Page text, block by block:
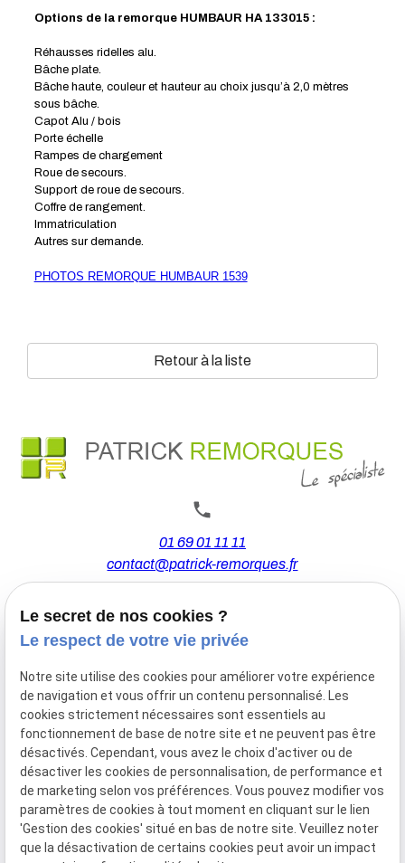
Options de la remorque HUMBAUR HA 133015 :
Réhausses ridelles alu.
Bâche plate.
Bâche haute, couleur et hauteur au choix jusqu’à 2,0 mètres
sous bâche.
Capot Alu / bois
Porte échelle
Rampes de chargement
Roue de secours.
Support de roue de secours.
Coffre de rangement.
Immatriculation
Autres sur demande.
PHOTOS REMORQUE HUMBAUR 1539
Retour à la liste
01 69 01 11 11
contact@patrick-remorques.fr
44 Avenue de la Division Leclerc
91160 BALLAINVILLIERS
Du Mardi au Samedi
De 9h00 à 12h30 et de 13h30 à 18h00
Le Lundi sur rendez-vous.
Mentions
légales
Politique de
confidentialité
Gestion
des
cookies
Plan du
site
Le secret de nos cookies ?
Le respect de votre vie privée
Notre site utilise des cookies pour améliorer votre expérience
de navigation et vous offrir un contenu personnalisé. Les
cookies strictement nécessaires sont essentiels au
fonctionnement de base de notre site et ne peuvent pas être
désactivés. Cependant, vous avez le choix d'activer ou de
désactiver les cookies de personnalisation, de performance et
de marketing selon vos préférences. Vous pouvez modifier vos
paramètres de cookies à tout moment en cliquant sur le lien
'Gestion des cookies' situé en bas de notre site. Veuillez noter
que la désactivation de certains cookies peut avoir un impact